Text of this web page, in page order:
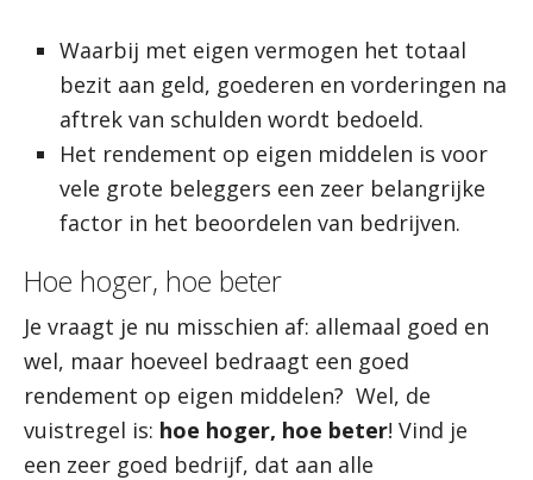
Waarbij met eigen vermogen het totaal
bezit aan geld, goederen en vorderingen na
aftrek van schulden wordt bedoeld.
Het rendement op eigen middelen is voor
vele grote beleggers een zeer belangrijke
factor in het beoordelen van bedrijven.
Hoe hoger, hoe beter
Je vraagt je nu misschien af: allemaal goed en
wel, maar hoeveel bedraagt een goed
rendement op eigen middelen? Wel, de
vuistregel is: hoe hoger, hoe beter! Vind je
een zeer goed bedrijf, dat aan alle